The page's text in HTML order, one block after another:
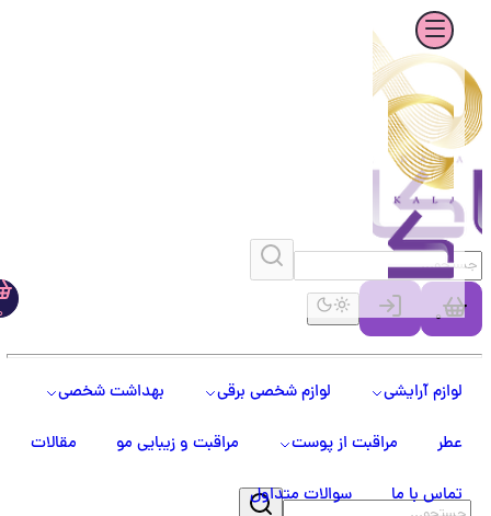
0
لوازم آرایشی لوازم شخصی برقی بهداشت شخصی
مراقبت از پوست مراقبت و زیبایی مو مقالات
تماس با ما سوالات متداول